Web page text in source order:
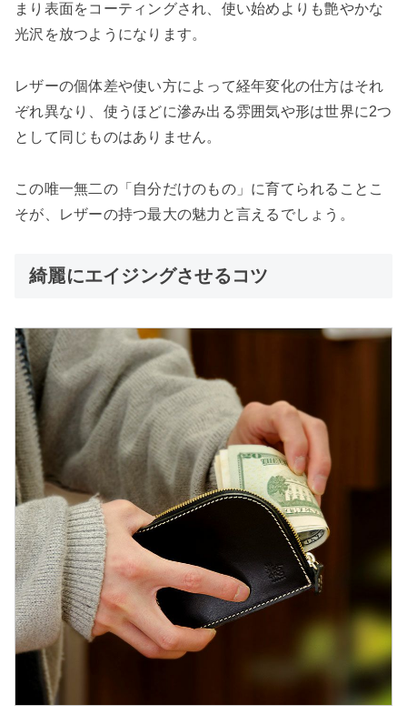
まり表面をコーティングされ、使い始めよりも艶やかな
光沢を放つようになります。
レザーの個体差や使い方によって経年変化の仕方はそれ
ぞれ異なり、使うほどに滲み出る雰囲気や形は世界に2つ
として同じものはありません。
この唯一無二の「自分だけのもの」に育てられることこ
そが、レザーの持つ最大の魅力と言えるでしょう。
綺麗にエイジングさせるコツ